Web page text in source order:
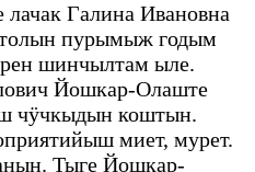
Галина Ивановна
пурымыж годым
шинчылтам ыле.
Йошкар-Олаште
чӱчкыдын коштын.
миет, мурет.
Тыге Йошкар-